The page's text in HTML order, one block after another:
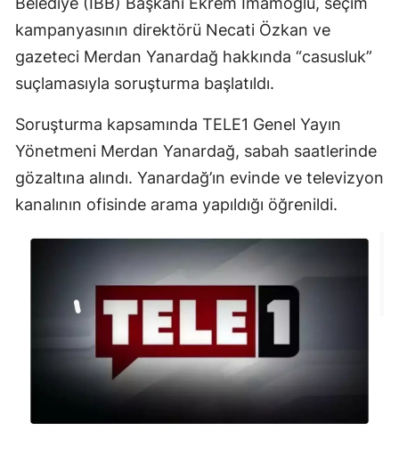
Erzincan
Erzurum
Gaziantep
Giresun
Gümüşhane
Hakkari
Isparta
Mersin
İstanbul
İzmir
kampanyasının direktörü Necati Özkan ve
gazeteci Merdan Yanardağ hakkında “casusluk”
suçlamasıyla soruşturma başlatıldı.
Soruşturma kapsamında TELE1 Genel Yayın
Yönetmeni Merdan Yanardağ, sabah saatlerinde
gözaltına alındı. Yanardağ’ın evinde ve televizyon
kanalının ofisinde arama yapıldığı öğrenildi.